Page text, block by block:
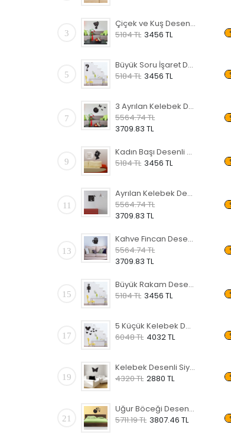
3
Çiçek ve Kuş Desenli Siyah Dekoratif Duvar Saati
5184 TL 3456 TL
5
Büyük Soru İşaret Desenli Siyah Dekoratif Duvar Saati
5184 TL 3456 TL
7
3 Ayrılan Kelebek Desenli Siyah Dekoratif Duvar Saati
5564.74 TL
3709.83 TL
9
Kadın Başı Desenli Siyah Dekoratif Duvar Saati
5184 TL 3456 TL
11
Ayrılan Kelebek Desenli Siyah Dekoratif Duvar Saati
5564.74 TL
3709.83 TL
13
Kahve Fincan Desenli Siyah Dekoratif Duvar Saati
5564.74 TL
3709.83 TL
15
Büyük Rakam Desenli Siyah Dekoratif Duvar Saati
5184 TL 3456 TL
17
5 Küçük Kelebek Desenli Siyah Dekoratif Duvar Saati
6048 TL 4032 TL
19
Kelebek Desenli Siyah Dekoratif Duvar Saati
4320 TL 2880 TL
21
Uğur Böceği Desenli Siyah Dekoratif Duvar Saati
5711.19 TL 3807.46 TL